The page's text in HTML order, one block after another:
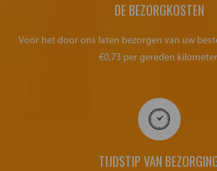
DE BEZORGKOSTEN
Voor het door ons laten bezorgen van uw
€0,73 per gereden
TIJDSTIP VAN